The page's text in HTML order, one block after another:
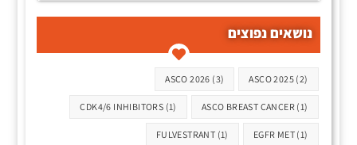
נושאים נפוצים
תגיות
ASCO 2025(2)
ASCO 2026 (3)
ASCO BREAST CANCER(1)
CDK4/6 INHIBITORS (1)
EGFR MET(1)
FULVESTRANT (1)